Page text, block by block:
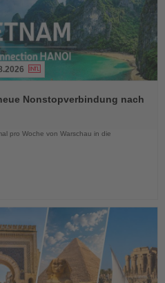
Nonstopverbindung nach
pro Woche von Warschau in die